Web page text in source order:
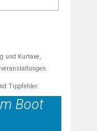
und Kurtaxe,
Tippfehler.
Boot